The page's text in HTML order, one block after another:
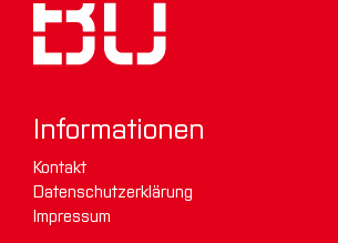
Informationen
Kontakt
Datenschutzerklärung
Impressum